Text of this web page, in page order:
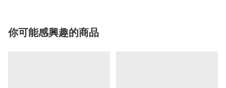
你可能感興趣的商品